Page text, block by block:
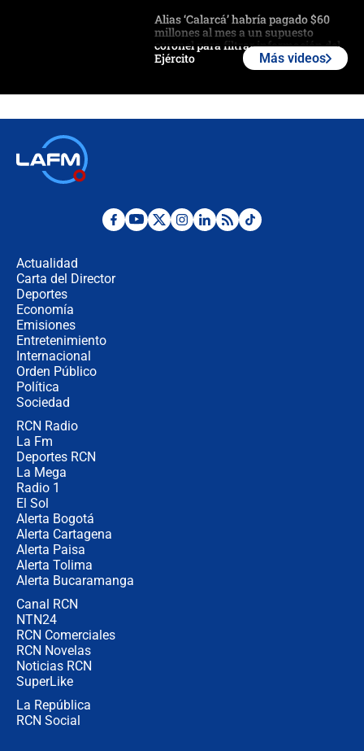
Alias ‘Calarcá’ habría pagado $60
millones al mes a un supuesto
coronel para filtrar información del
Ejército
Ministro de Defensa no descarta el
Más videos
Actualidad
Carta del Director
Deportes
Economía
Emisiones
Entretenimiento
Internacional
Orden Público
Política
Sociedad
RCN Radio
La Fm
Deportes RCN
La Mega
Radio 1
El Sol
Alerta Bogotá
Alerta Cartagena
Alerta Paisa
Alerta Tolima
Alerta Bucaramanga
Canal RCN
NTN24
RCN Comerciales
RCN Novelas
Noticias RCN
SuperLike
La República
RCN Social